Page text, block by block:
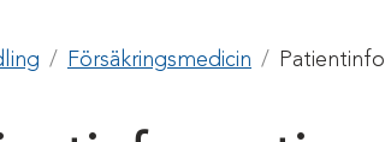
Försäkringsmedicin